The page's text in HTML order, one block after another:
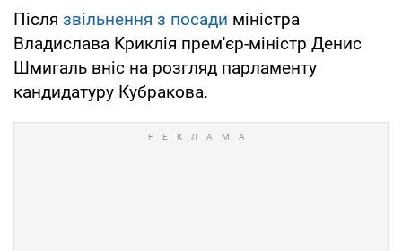
Після звільнення з посади міністра
Владислава Криклія прем'єр-міністр Денис
Шмигаль вніс на розгляд парламенту
кандидатуру Кубракова.